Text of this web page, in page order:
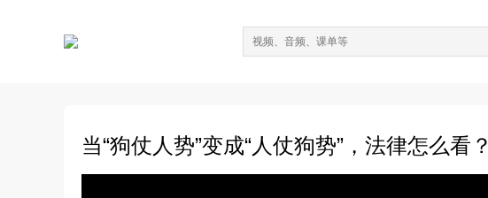
当“狗仗人势”变成“人仗狗势”，法律怎么看？